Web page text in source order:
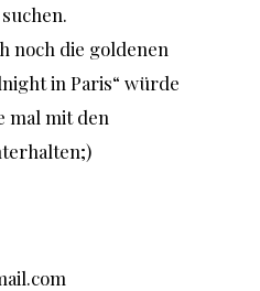
noch die goldenen
in Paris“ würde
mal mit den